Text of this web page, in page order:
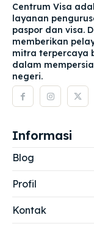
Centrum Visa
layanan
paspor dan visa.
memberikan
mitra terpercaya
dalam
negeri.
Informasi
Blog
Profil
Kontak